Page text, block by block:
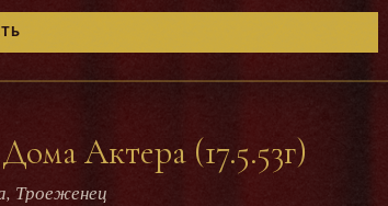
Актера (17.5.53г)
Троеженец